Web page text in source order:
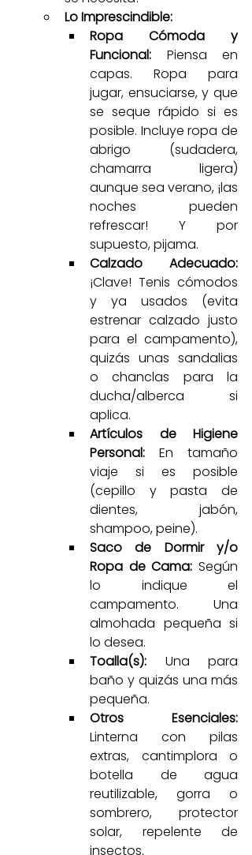
Lo Imprescindible:
Ropa Cómoda y
Funcional: Piensa en
capas. Ropa para
jugar, ensuciarse, y que
se seque rápido si es
posible. Incluye ropa de
abrigo (sudadera,
chamarra ligera)
aunque sea verano, ¡las
noches pueden
refrescar! Y por
supuesto, pijama.
Calzado Adecuado:
¡Clave! Tenis cómodos
y ya usados (evita
estrenar calzado justo
para el campamento),
quizás unas sandalias
o chanclas para la
ducha/alberca si
aplica.
Artículos de Higiene
Personal: En tamaño
viaje si es posible
(cepillo y pasta de
dientes, jabón,
shampoo, peine).
Saco de Dormir y/o
Ropa de Cama: Según
lo indique el
campamento. Una
almohada pequeña si
lo desea.
Toalla(s): Una para
baño y quizás una más
pequeña.
Otros Esenciales:
Linterna con pilas
extras, cantimplora o
botella de agua
reutilizable, gorra o
sombrero, protector
solar, repelente de
insectos.